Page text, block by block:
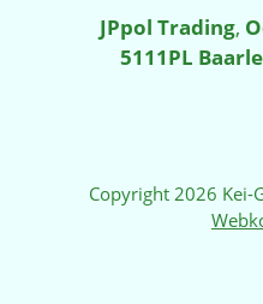
JPpol Trading,
5111PL
Copyright 2026